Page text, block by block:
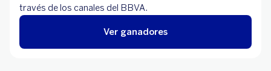
través de los canales del BBVA.
Ver ganadores